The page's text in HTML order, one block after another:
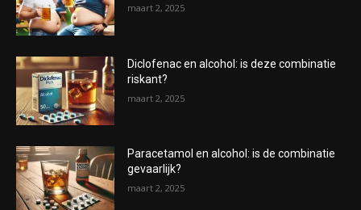
maart 2, 2025
Diclofenac en alcohol: is deze combinatie
riskant?
maart 2, 2025
Paracetamol en alcohol: is de combinatie
gevaarlijk?
maart 2, 2025